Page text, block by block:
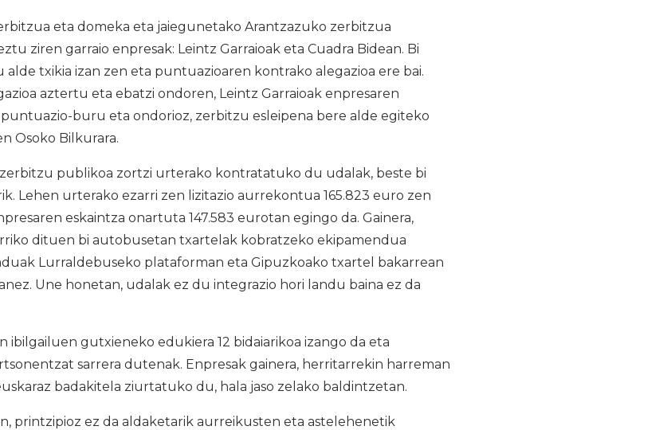
eta domeka eta jaiegunetako Arantzazuko zerbitzua
ziren garraio enpresak: Leintz Garraioak eta Cuadra Bidean. Bi
txikia izan zen eta puntuazioaren kontrako alegazioa ere bai.
aztertu eta ebatzi ondoren, Leintz Garraioak enpresaren
buru eta ondorioz, zerbitzu esleipena bere alde egiteko
Osoko Bilkurara.
publikoa zortzi urterako kontratatuko du udalak, beste bi
Lehen urterako ezarri zen lizitazio aurrekontua 165.823 euro zen
eskaintza onartuta 147.583 eurotan egingo da. Gainera,
dituen bi autobusetan txartelak kobratzeko ekipamendua
Lurraldebuseko plataforman eta Gipuzkoako txartel bakarrean
Une honetan, udalak ez du integrazio hori landu baina ez da
ibilgailuen gutxieneko edukiera 12 bidaiarikoa izango da eta
sarrera dutenak. Enpresak gainera, herritarrekin harreman
badakitela ziurtatuko du, hala jaso zelako baldintzetan.
printzipioz ez da aldaketarik aurreikusten eta astelehenetik